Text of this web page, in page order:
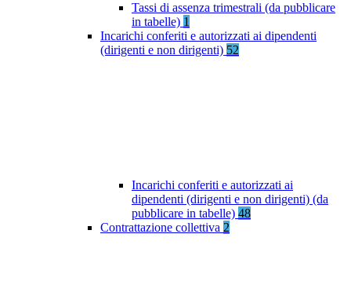
Tassi di assenza trimestrali (da pubblicare
in tabelle) 1
Incarichi conferiti e autorizzati ai dipendenti
(dirigenti e non dirigenti) 52
Incarichi conferiti e autorizzati ai
dipendenti (dirigenti e non dirigenti) (da
pubblicare in tabelle) 48
Contrattazione collettiva 2